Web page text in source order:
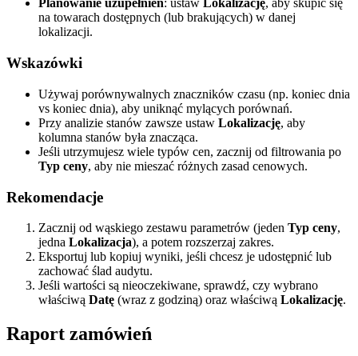
Planowanie uzupełnień: ustaw Lokalizację, aby skupić się
na towarach dostępnych (lub brakujących) w danej
lokalizacji.
Wskazówki
Używaj porównywalnych znaczników czasu (np. koniec dnia
vs koniec dnia), aby uniknąć mylących porównań.
Przy analizie stanów zawsze ustaw Lokalizację, aby
kolumna stanów była znacząca.
Jeśli utrzymujesz wiele typów cen, zacznij od filtrowania po
Typ ceny, aby nie mieszać różnych zasad cenowych.
Rekomendacje
Zacznij od wąskiego zestawu parametrów (jeden Typ ceny,
jedna Lokalizacja), a potem rozszerzaj zakres.
Eksportuj lub kopiuj wyniki, jeśli chcesz je udostępnić lub
zachować ślad audytu.
Jeśli wartości są nieoczekiwane, sprawdź, czy wybrano
właściwą Datę (wraz z godziną) oraz właściwą Lokalizację.
Raport zamówień